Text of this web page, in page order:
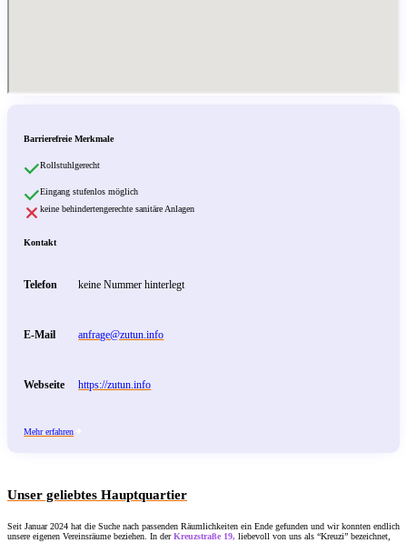
Barrierefreie Merkmale
Rollstuhlgerecht
Eingang stufenlos möglich
keine behindertengerechte sanitäre Anlagen
Kontakt
Telefon keine Nummer hinterlegt
E-Mail anfrage@zutun.info
Webseite https://zutun.info
Mehr erfahren
Unser geliebtes Hauptquartier
Seit Januar 2024 hat die Suche nach passenden Räumlichkeiten ein Ende gefunden und wir konnten endlich
unsere eigenen Vereinsräume beziehen. In derKreuzstraße 19, liebevoll von uns als “Kreuzi” bezeichnet,